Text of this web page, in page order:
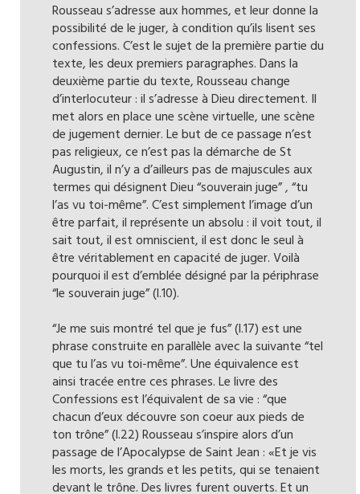
Rousseau s’adresse aux hommes, et leur donne la
possibilité de le juger, à condition qu’ils lisent ses
confessions. C’est le sujet de la première partie du
texte, les deux premiers paragraphes. Dans la
deuxième partie du texte, Rousseau change
d’interlocuteur : il s’adresse à Dieu directement. Il
met alors en place une scène virtuelle, une scène
de jugement dernier. Le but de ce passage n’est
pas religieux, ce n’est pas la démarche de St
Augustin, il n’y a d’ailleurs pas de majuscules aux
termes qui désignent Dieu “souverain juge” , “tu
l’as vu toi-même”. C’est simplement l’image d’un
être parfait, il représente un absolu : il voit tout, il
sait tout, il est omniscient, il est donc le seul à
être véritablement en capacité de juger. Voilà
pourquoi il est d’emblée désigné par la périphrase
“le souverain juge” (l.10).
“Je me suis montré tel que je fus” (l.17) est une
phrase construite en parallèle avec la suivante “tel
que tu l’as vu toi-même”. Une équivalence est
ainsi tracée entre ces phrases. Le livre des
Confessions est l’équivalent de sa vie : “que
chacun d’eux découvre son coeur aux pieds de
ton trône” (l.22) Rousseau s’inspire alors d’un
passage de l’Apocalypse de Saint Jean : «Et je vis
les morts, les grands et les petits, qui se tenaient
devant le trône. Des livres furent ouverts. Et un